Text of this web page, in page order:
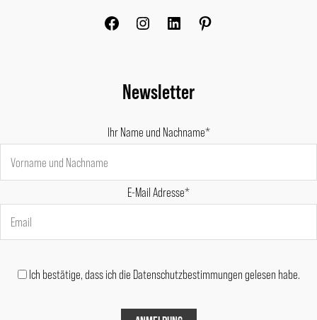
Newsletter
Ihr Name und Nachname*
E-Mail Adresse*
Ich bestätige, dass ich die Datenschutzbestimmungen gelesen habe.